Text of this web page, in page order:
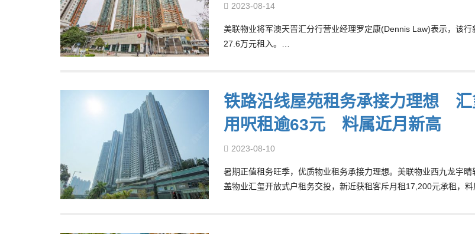
2023-08-14
美联物业将军澳天晋汇分行营业经理罗定康(Dennis Law)表示，该
27.6万元租入。…
铁路沿线屋苑租务承接力理想
用呎租逾63元 料属近月新高
2023-08-10
暑期正值租务旺季，优质物业租务承接力理想。美联物业西九龙宇
盖物业汇玺开放式户租务交投，新近获租客斥月租17,200元承租，